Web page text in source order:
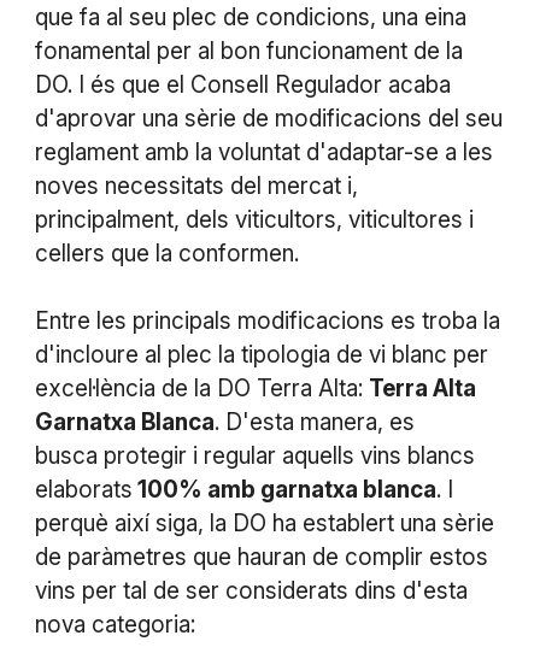
que fa al seu plec de condicions, una eina
fonamental per al bon funcionament de la
DO. I és que el Consell Regulador acaba
d'aprovar una sèrie de modificacions del seu
reglament amb la voluntat d'adaptar-se a les
noves necessitats del mercat i,
principalment, dels viticultors, viticultores i
cellers que la conformen.
Entre les principals modificacions es troba la
d'incloure al plec la tipologia de vi blanc per
excel·lència de la DO Terra Alta: Terra Alta
Garnatxa Blanca. D'esta manera, es
busca protegir i regular aquells vins blancs
elaborats 100% amb garnatxa blanca. I
perquè així siga, la DO ha establert una sèrie
de paràmetres que hauran de complir estos
vins per tal de ser considerats dins d'esta
nova categoria: